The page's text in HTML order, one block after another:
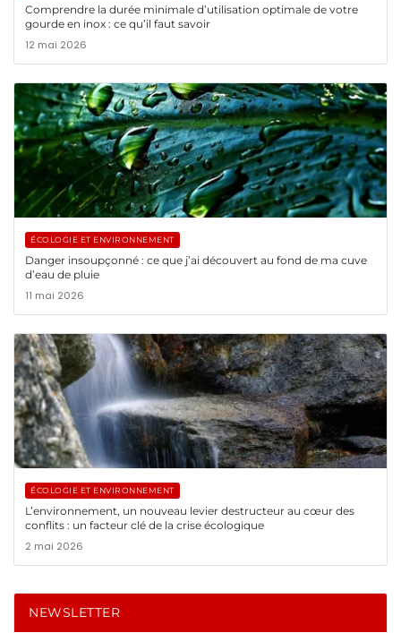
Comprendre la durée minimale d’utilisation optimale de votre
gourde en inox : ce qu’il faut savoir
12 mai 2026
ÉCOLOGIE ET ENVIRONNEMENT
Danger insoupçonné : ce que j’ai découvert au fond de ma cuve
d’eau de pluie
11 mai 2026
ÉCOLOGIE ET ENVIRONNEMENT
L’environnement, un nouveau levier destructeur au cœur des
conflits : un facteur clé de la crise écologique
2 mai 2026
NEWSLETTER